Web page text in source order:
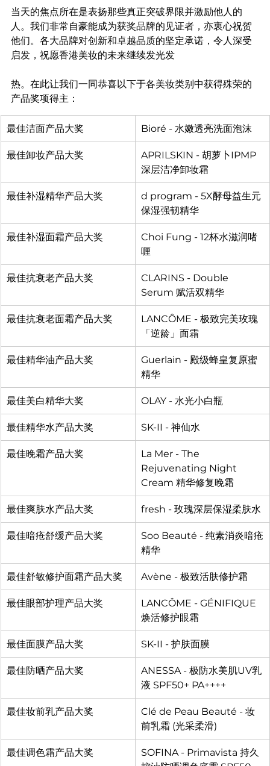
当天的焦点所在是表扬那些真正突破界限并激励他人的
人。我们非常自豪能成为获奖品牌的见证者，亦衷心祝贺
他们。各大品牌对创新和卓越品质的坚定承诺，令人深受
启发，祝愿香港美妆的未来继续发光发
热。在此让我们一同恭喜以下于各美妆类别中获得殊荣的
产品奖项得主：
最佳洁面产品大奖 Bioré - 水嫩透亮洗面泡沫
最佳卸妆产品大奖
APRILSKIN - 胡萝卜IPMP
深层洁净卸妆霜
最佳补湿精华产品大奖
d program - 5X酵母益生元
保湿强韧精华
最佳补湿面霜产品大奖
Choi Fung - 12杯水滋润啫
喱
最佳抗衰老产品大奖
CLARINS - Double
Serum 赋活双精华
最佳抗衰老面霜产品大奖
LANCÔME - 极致完美玫瑰
「逆龄」面霜
最佳精华油产品大奖
Guerlain - 殿级蜂皇复原蜜
精华
最佳美白精华大奖 OLAY - 水光小白瓶
最佳精华水产品大奖 SK-II - 神仙水
最佳晚霜产品大奖
La Mer - The
Rejuvenating Night
Cream 精华修复晚霜
最佳爽肤水产品大奖 fresh - 玫瑰深层保湿柔肤水
最佳暗疮舒缓产品大奖
Soo Beauté - 纯素消炎暗疮
精华
最佳舒敏修护面霜产品大奖 Avène - 极致活肤修护霜
最佳眼部护理产品大奖
LANCÔME - GÉNIFIQUE
焕活修护眼霜
最佳面膜产品大奖 SK-II - 护肤面膜
最佳防晒产品大奖
ANESSA - 极防水美肌UV乳
液 SPF50+ PA++++
最佳妆前乳产品大奖
Clé de Peau Beauté - 妆
前乳霜 (光采柔滑)
最佳调色霜产品大奖
SOFINA - Primavista 持久